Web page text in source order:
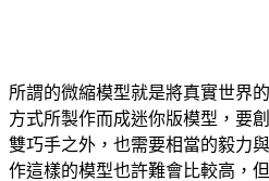
所謂的微縮模型就是將真實世界
方式所製作而成迷你版模型，要
雙巧手之外，也需要相當的毅力
作這樣的模型也許難會比較高，